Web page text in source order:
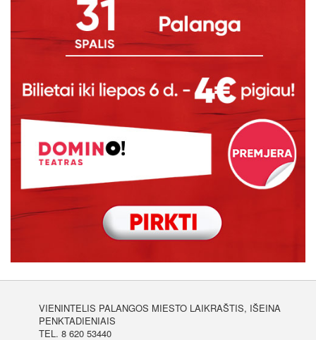
VIENINTELIS PALANGOS MIESTO LAIKRAŠTIS, IŠEINA
PENKTADIENIAIS
TEL. 8 620 53440